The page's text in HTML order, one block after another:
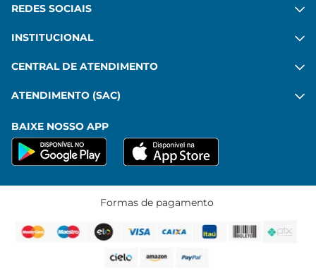
REDES SOCIAIS
INSTITUCIONAL
CENTRAL DE ATENDIMENTO
ATENDIMENTO (SAC)
BAIXE NOSSO APP
Formas de pagamento